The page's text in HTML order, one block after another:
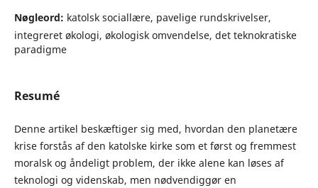
Nøgleord: katolsk sociallære, pavelige rundskrivelser,
integreret økologi, økologisk omvendelse, det teknokratiske
paradigme
Resumé
Denne artikel beskæftiger sig med, hvordan den planetære
krise forstås af den katolske kirke som et først og fremmest
moralsk og åndeligt problem, der ikke alene kan løses af
teknologi og videnskab, men nødvendiggør en